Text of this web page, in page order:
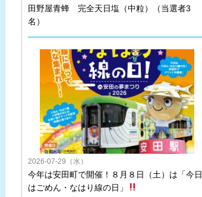
田野屋青蜂 完全天日塩（中粒）（当選者3
名）
2026-07-29（水）
今年は安田町で開催！８月８日（土）は「今日
はごめん・なはり線の日」